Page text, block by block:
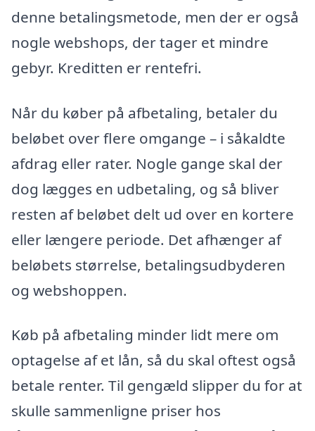
denne betalingsmetode, men der er også
nogle webshops, der tager et mindre
gebyr. Kreditten er rentefri.
Når du køber på afbetaling, betaler du
beløbet over flere omgange – i såkaldte
afdrag eller rater. Nogle gange skal der
dog lægges en udbetaling, og så bliver
resten af beløbet delt ud over en kortere
eller længere periode. Det afhænger af
beløbets størrelse, betalingsudbyderen
og webshoppen.
Køb på afbetaling minder lidt mere om
optagelse af et lån, så du skal oftest også
betale renter. Til gengæld slipper du for at
skulle sammenligne priser hos